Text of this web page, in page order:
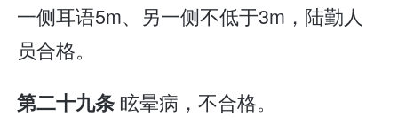
一侧耳语5m、另一侧不低于3m，陆勤人
员合格。
第二十九条 眩晕病，不合格。